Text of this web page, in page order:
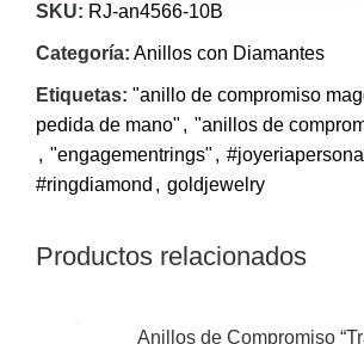
SKU: RJ-an4566-10B
Categoría: Anillos con Diamantes
Etiquetas: "anillo de compromiso
pedida de mano" , "anillos de
, "engagementrings" ,
#ringdiamond , goldjewelry
Productos relacionados
Anillos de Compromiso